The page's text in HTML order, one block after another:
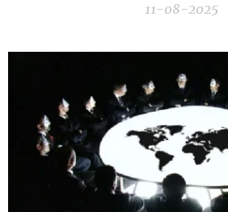
11-08-2025